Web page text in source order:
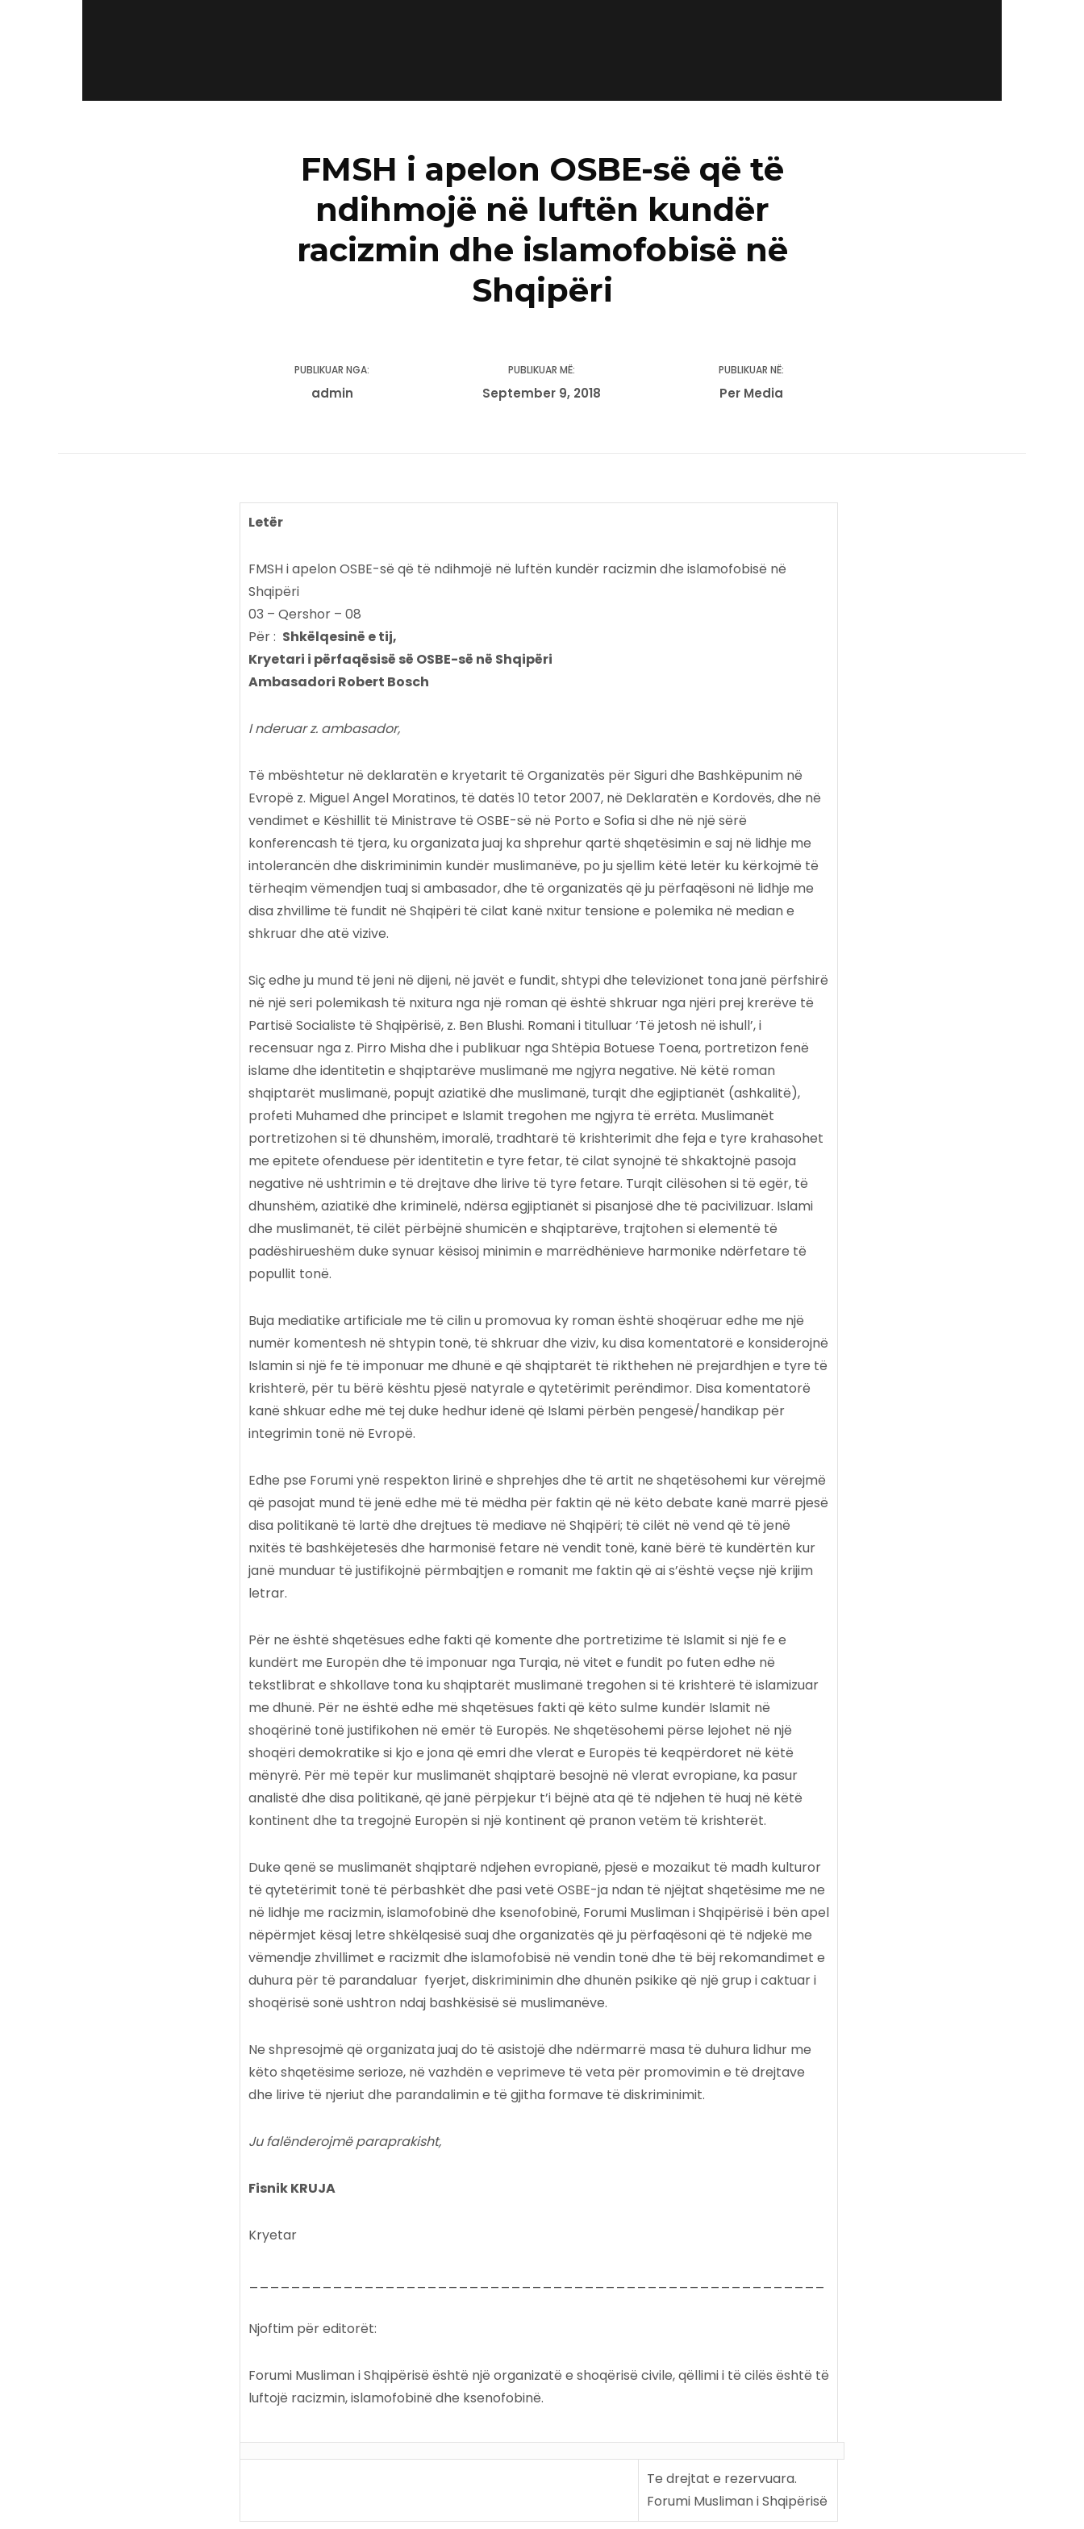
FMSH i apelon OSBE-së që të
ndihmojë në luftën kundër
racizmin dhe islamofobisë në
Shqipëri
PUBLIKUAR NGA:
admin
PUBLIKUAR MË:
September 9, 2018
PUBLIKUAR NË:
Per Media
Letër
FMSH i apelon OSBE-së që të ndihmojë në luftën kundër racizmin dhe islamofobisë në
Shqipëri
03 – Qershor – 08
Për : Shkëlqesinë e tij,
Kryetari i përfaqësisë së OSBE-së në Shqipëri
Ambasadori Robert Bosch
I nderuar z. ambasador,
Të mbështetur në deklaratën e kryetarit të Organizatës për Siguri dhe Bashkëpunim në
Evropë z. Miguel Angel Moratinos, të datës 10 tetor 2007, në Deklaratën e Kordovës, dhe në
vendimet e Këshillit të Ministrave të OSBE-së në Porto e Sofia si dhe në një sërë
konferencash të tjera, ku organizata juaj ka shprehur qartë shqetësimin e saj në lidhje me
intolerancën dhe diskriminimin kundër muslimanëve, po ju sjellim këtë letër ku kërkojmë të
tërheqim vëmendjen tuaj si ambasador, dhe të organizatës që ju përfaqësoni në lidhje me
disa zhvillime të fundit në Shqipëri të cilat kanë nxitur tensione e polemika në median e
shkruar dhe atë vizive.
Siç edhe ju mund të jeni në dijeni, në javët e fundit, shtypi dhe televizionet tona janë përfshirë
në një seri polemikash të nxitura nga një roman që është shkruar nga njëri prej krerëve të
Partisë Socialiste të Shqipërisë, z. Ben Blushi. Romani i titulluar ‘Të jetosh në ishull’, i
recensuar nga z. Pirro Misha dhe i publikuar nga Shtëpia Botuese Toena, portretizon fenë
islame dhe identitetin e shqiptarëve muslimanë me ngjyra negative. Në këtë roman
shqiptarët muslimanë, popujt aziatikë dhe muslimanë, turqit dhe egjiptianët (ashkalitë),
profeti Muhamed dhe principet e Islamit tregohen me ngjyra të errëta. Muslimanët
portretizohen si të dhunshëm, imoralë, tradhtarë të krishterimit dhe feja e tyre krahasohet
me epitete ofenduese për identitetin e tyre fetar, të cilat synojnë të shkaktojnë pasoja
negative në ushtrimin e të drejtave dhe lirive të tyre fetare. Turqit cilësohen si të egër, të
dhunshëm, aziatikë dhe kriminelë, ndërsa egjiptianët si pisanjosë dhe të pacivilizuar. Islami
dhe muslimanët, të cilët përbëjnë shumicën e shqiptarëve, trajtohen si elementë të
padëshirueshëm duke synuar kësisoj minimin e marrëdhënieve harmonike ndërfetare të
popullit tonë.
Buja mediatike artificiale me të cilin u promovua ky roman është shoqëruar edhe me një
numër komentesh në shtypin tonë, të shkruar dhe viziv, ku disa komentatorë e konsiderojnë
Islamin si një fe të imponuar me dhunë e që shqiptarët të rikthehen në prejardhjen e tyre të
krishterë, për tu bërë kështu pjesë natyrale e qytetërimit perëndimor. Disa komentatorë
kanë shkuar edhe më tej duke hedhur idenë që Islami përbën pengesë/handikap për
integrimin tonë në Evropë.
Edhe pse Forumi ynë respekton lirinë e shprehjes dhe të artit ne shqetësohemi kur vërejmë
që pasojat mund të jenë edhe më të mëdha për faktin që në këto debate kanë marrë pjesë
disa politikanë të lartë dhe drejtues të mediave në Shqipëri; të cilët në vend që të jenë
nxitës të bashkëjetesës dhe harmonisë fetare në vendit tonë, kanë bërë të kundërtën kur
janë munduar të justifikojnë përmbajtjen e romanit me faktin që ai s’është veçse një krijim
letrar.
Për ne është shqetësues edhe fakti që komente dhe portretizime të Islamit si një fe e
kundërt me Europën dhe të imponuar nga Turqia, në vitet e fundit po futen edhe në
tekstlibrat e shkollave tona ku shqiptarët muslimanë tregohen si të krishterë të islamizuar
me dhunë. Për ne është edhe më shqetësues fakti që këto sulme kundër Islamit në
shoqërinë tonë justifikohen në emër të Europës. Ne shqetësohemi përse lejohet në një
shoqëri demokratike si kjo e jona që emri dhe vlerat e Europës të keqpërdoret në këtë
mënyrë. Për më tepër kur muslimanët shqiptarë besojnë në vlerat evropiane, ka pasur
analistë dhe disa politikanë, që janë përpjekur t’i bëjnë ata që të ndjehen të huaj në këtë
kontinent dhe ta tregojnë Europën si një kontinent që pranon vetëm të krishterët.
Duke qenë se muslimanët shqiptarë ndjehen evropianë, pjesë e mozaikut të madh kulturor
të qytetërimit tonë të përbashkët dhe pasi vetë OSBE-ja ndan të njëjtat shqetësime me ne
në lidhje me racizmin, islamofobinë dhe ksenofobinë, Forumi Musliman i Shqipërisë i bën apel
nëpërmjet kësaj letre shkëlqesisë suaj dhe organizatës që ju përfaqësoni që të ndjekë me
vëmendje zhvillimet e racizmit dhe islamofobisë në vendin tonë dhe të bëj rekomandimet e
duhura për të parandaluar fyerjet, diskriminimin dhe dhunën psikike që një grup i caktuar i
shoqërisë sonë ushtron ndaj bashkësisë së muslimanëve.
Ne shpresojmë që organizata juaj do të asistojë dhe ndërmarrë masa të duhura lidhur me
këto shqetësime serioze, në vazhdën e veprimeve të veta për promovimin e të drejtave
dhe lirive të njeriut dhe parandalimin e të gjitha formave të diskriminimit.
Ju falënderojmë paraprakisht,
Fisnik KRUJA
Kryetar
Njoftim për editorët:
Forumi Musliman i Shqipërisë është një organizatë e shoqërisë civile, qëllimi i të cilës është të
luftojë racizmin, islamofobinë dhe ksenofobinë.
Te drejtat e rezervuara.
Forumi Musliman i Shqipërisë